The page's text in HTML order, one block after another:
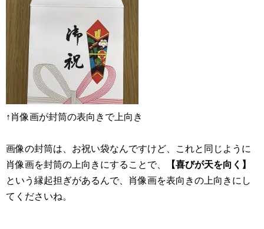
↑肖像画が封筒の表向きで上向き
画像の封筒は、お祝い袋なんですけど、これと同じように
肖像画を封筒の上向きにすることで、
【喜びが天を向く】
という縁起担ぎがあるんで、肖像画を表向きの上向きにし
てくださいね。